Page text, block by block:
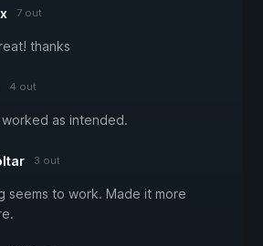
7 out
thanks
4 out
as intended.
3 out
seems to work. Made it more